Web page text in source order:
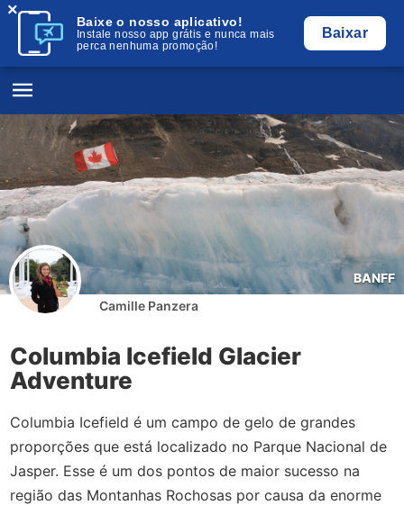
Baixe o nosso aplicativo!
Instale nosso app grátis e nunca mais
perca nenhuma promoção!
Baixar
×
BANFF
Camille Panzera
Columbia Icefield Glacier
Adventure
Columbia Icefield é um campo de gelo de grandes
proporções que está localizado no Parque Nacional de
Jasper. Esse é um dos pontos de maior sucesso na
região das Montanhas Rochosas por causa da enorme